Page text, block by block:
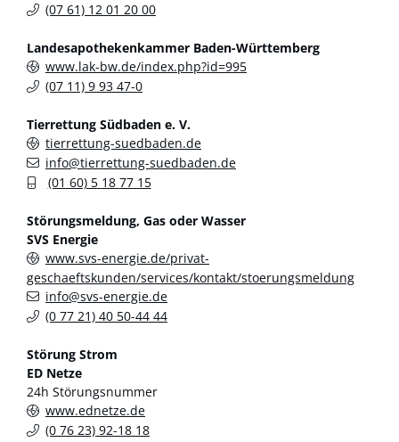
(07 61) 12 01 20 00
Landesapothekenkammer Baden-Württemberg
www.lak-bw.de/index.php?id=995
(07 11) 9 93 47-0
Tierrettung Südbaden e. V.
tierrettung-suedbaden.de
info@tierrettung-suedbaden.de
(01 60) 5 18 77 15
Störungsmeldung, Gas oder Wasser
SVS Energie
www.svs-energie.de/privat-
geschaeftskunden/services/kontakt/stoerungsmeldung
info@svs-energie.de
(0 77 21) 40 50-44 44
Störung Strom
ED Netze
24h Störungsnummer
www.ednetze.de
(0 76 23) 92-18 18